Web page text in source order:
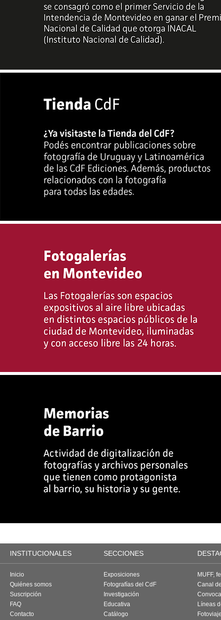
INSTITUCIONALES SECCIONES
Inicio
Quiénes somos
Suscripción
FAQ
Contacto
Exposiciones
Fotografías del CdF
Investigación
Educativa
Catálogo
MUFF,
Canal
Líneas